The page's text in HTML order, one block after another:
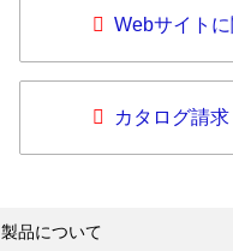
Webサイト
カタログ請求
製品について